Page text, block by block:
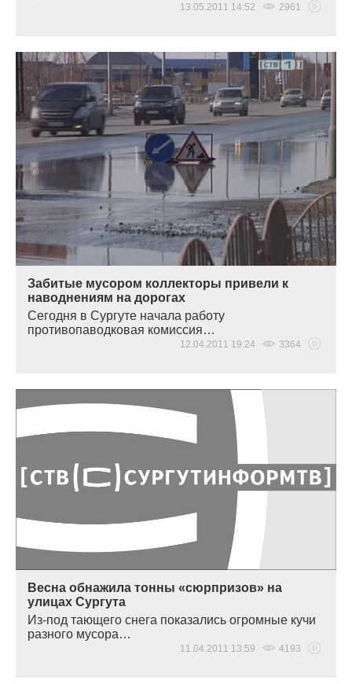
13.05.2011 14:52 2961
Забитые мусором коллекторы привели к
наводнениям на дорогах
Сегодня в Сургуте начала работу
противопаводковая комиссия…
12.04.2011 19:24 3364
Весна обнажила тонны «сюрпризов» на
улицах Сургута
Из-под тающего снега показались огромные кучи
разного мусора…
11.04.2011 13:59 4193